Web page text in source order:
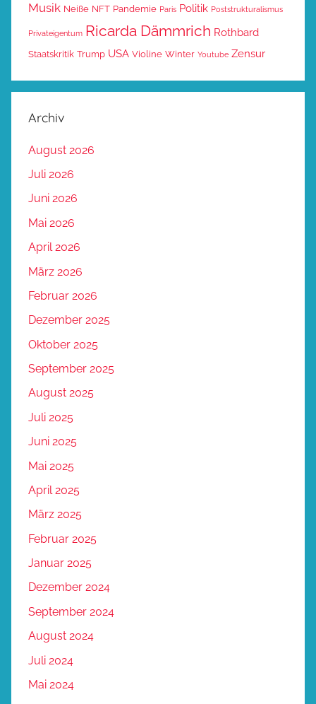
Musik Neiße NFT Pandemie Paris Politik Poststrukturalismus
Privateigentum Ricarda Dämmrich Rothbard
Staatskritik Trump USA Violine Winter Youtube Zensur
Archiv
August 2026
Juli 2026
Juni 2026
Mai 2026
April 2026
März 2026
Februar 2026
Dezember 2025
Oktober 2025
September 2025
August 2025
Juli 2025
Juni 2025
Mai 2025
April 2025
März 2025
Februar 2025
Januar 2025
Dezember 2024
September 2024
August 2024
Juli 2024
Mai 2024